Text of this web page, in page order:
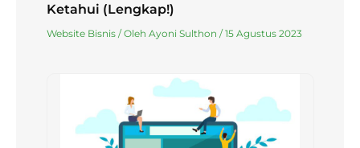
Ketahui (Lengkap!)
Website Bisnis/ Oleh Ayoni Sulthon /15 Agustus 2023